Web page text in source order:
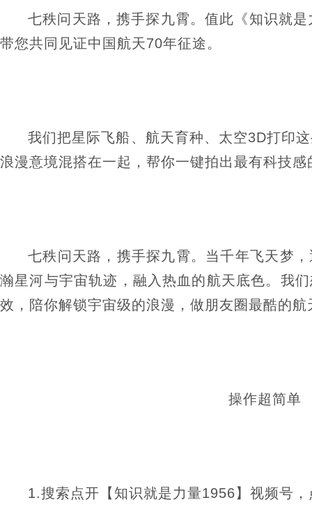
七秩问天路，携手探九霄。值此《知识就
带您共同见证中国航天70年征途。
我们把星际飞船、航天育种、太空3D打印
浪漫意境混搭在一起，帮你一键拍出最有科技感
七秩问天路，携手探九霄。当千年飞天梦
瀚星河与宇宙轨迹，融入热血的航天底色。我
效，陪你解锁宇宙级的浪漫，做朋友圈最酷的航
操作超简单
1.搜索点开【知识就是力量1956】视频号，